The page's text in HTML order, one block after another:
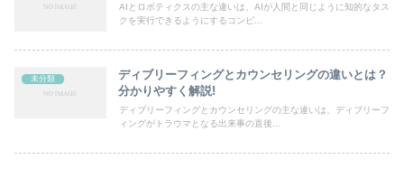
AIとロボティクスの主な違いは、AIが人間と同じように知的なタス
クを実行できるようにするコンピ...
未分類
ディブリーフィングとカウンセリングの違いとは？
分かりやすく解説!
ディブリーフィングとカウンセリングの主な違いは、ディブリーフ
ィングがトラウマとなる出来事の直後...